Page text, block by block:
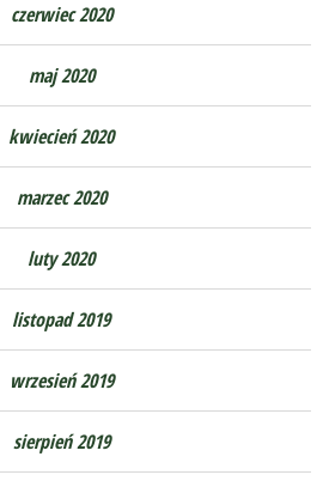
czerwiec 2020
maj 2020
kwiecień 2020
marzec 2020
luty 2020
listopad 2019
wrzesień 2019
sierpień 2019